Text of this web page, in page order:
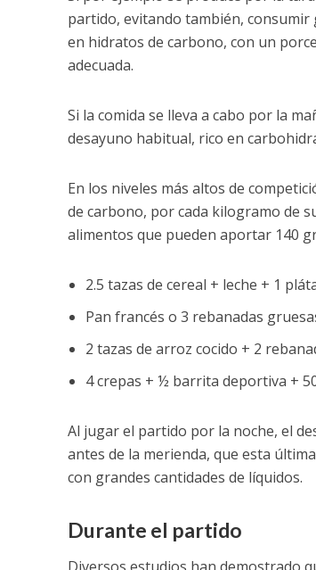
partido, evitando también, consumir
en hidratos de carbono, con un
adecuada.
Si la comida se lleva a cabo por la
desayuno habitual, rico en
En los niveles más altos de
de carbono, por cada kilogramo de
alimentos que pueden aportar 140
2.5 tazas de cereal + leche + 1
Pan francés o 3 rebanadas
2 tazas de arroz cocido + 2
4 crepas + ½ barrita deportiva +
Al jugar el partido por la noche, el
antes de la merienda, que esta
con grandes cantidades de líquidos.
Durante el partido